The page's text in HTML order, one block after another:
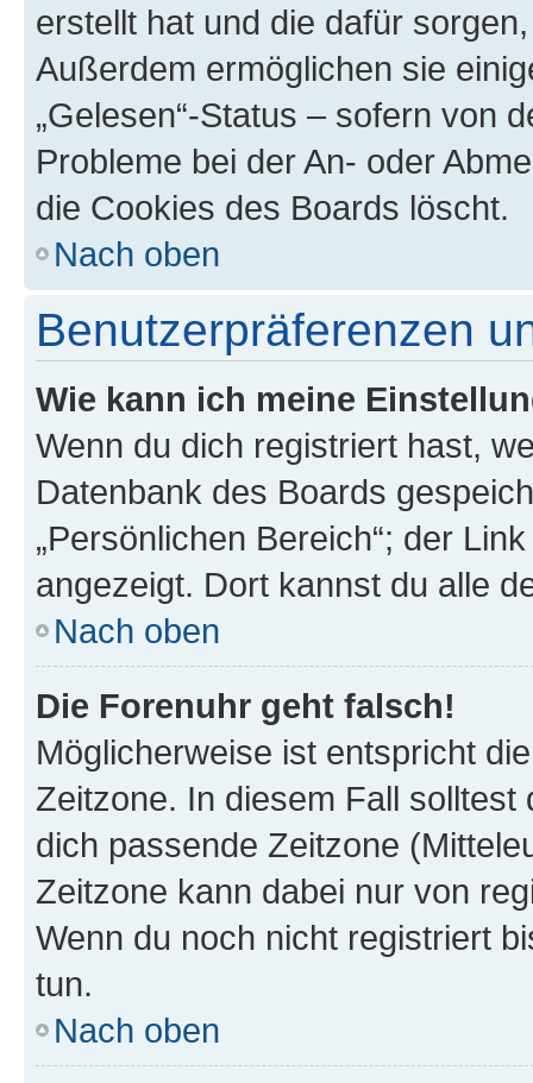
erstellt hat und die dafür
Außerdem ermöglichen sie
„Gelesen“-Status – sofern von
Probleme bei der An- oder
die Cookies des Boards löscht.
Nach oben
Benutzerpräferenzen
Wie kann ich meine
Wenn du dich registriert hast,
Datenbank des Boards
„Persönlichen Bereich“; der
angezeigt. Dort kannst du alle
Nach oben
Die Forenuhr geht falsch!
Möglicherweise ist entspricht
Zeitzone. In diesem Fall solltest
dich passende Zeitzone
Zeitzone kann dabei nur von
Wenn du noch nicht registriert
tun.
Nach oben